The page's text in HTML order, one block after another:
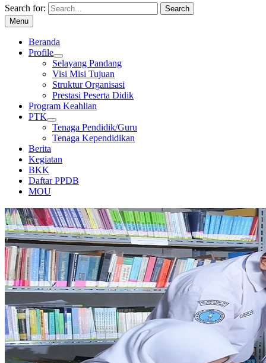
Search for:
Menu
Beranda
Profile
Selayang Pandang
Visi Misi Tujuan
Struktur Organisasi
Prestasi Peserta Didik
Program Keahlian
PTK
Tenaga Pendidik/Guru
Tenaga Kependidikan
Berita
Kegiatan
BKK
Daftar PPDB
MOU
PERPUSTAKAAN